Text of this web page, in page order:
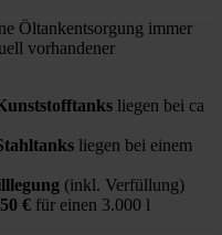
Öltankentsorgung immer
vorhandener
liegen bei ca
liegen bei einem
(inkl. Verfüllung)
€ für einen 3.000 l